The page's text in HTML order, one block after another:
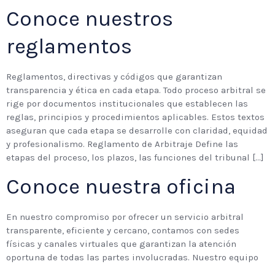
Conoce nuestros
reglamentos
Reglamentos, directivas y códigos que garantizan
transparencia y ética en cada etapa. Todo proceso arbitral se
rige por documentos institucionales que establecen las
reglas, principios y procedimientos aplicables. Estos textos
aseguran que cada etapa se desarrolle con claridad, equidad
y profesionalismo. Reglamento de Arbitraje Define las
etapas del proceso, los plazos, las funciones del tribunal […]
Conoce nuestra oficina
En nuestro compromiso por ofrecer un servicio arbitral
transparente, eficiente y cercano, contamos con sedes
físicas y canales virtuales que garantizan la atención
oportuna de todas las partes involucradas. Nuestro equipo